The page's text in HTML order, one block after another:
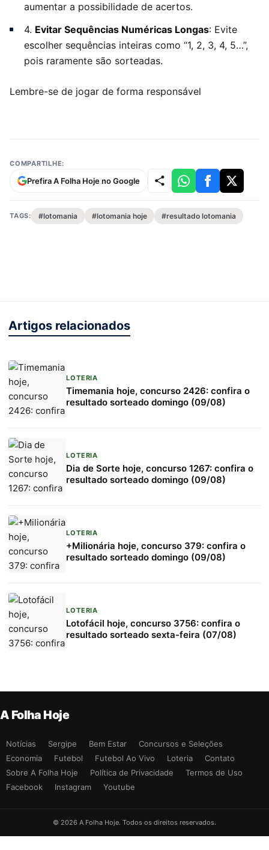
aumentar a possibilidade de acertos.
4. Evitar Sequências Numéricas Longas: Evite
escolher sequências inteiras como “1, 2, 3, 4, 5…”,
pois raramente são sorteadas.
Lembre-se de jogar de forma responsável
COMPARTILHE:
Prefira A Folha Hoje no Google
TAGS: #lotomania #lotomania hoje #resultado lotomania
Artigos relacionados
LOTERIA
Timemania hoje, concurso 2426: confira o
resultado sorteado domingo (09/08)
LOTERIA
Dia de Sorte hoje, concurso 1267: confira o
resultado sorteado domingo (09/08)
LOTERIA
+Milionária hoje, concurso 379: confira o
resultado sorteado domingo (09/08)
LOTERIA
Lotofácil hoje, concurso 3756: confira o
resultado sorteado sexta-feira (07/08)
A Folha Hoje
Notícias Sergipe Bem Estar
Concursos e Seleções
Economia
Futebol Futebol Ao Vivo Loteria
Contato
Sobre A Folha Hoje
Política de Privacidade
Termos de Uso
Facebook
Instagram Youtube
© 2026 A Folha Hoje. Todos os direitos reservados.